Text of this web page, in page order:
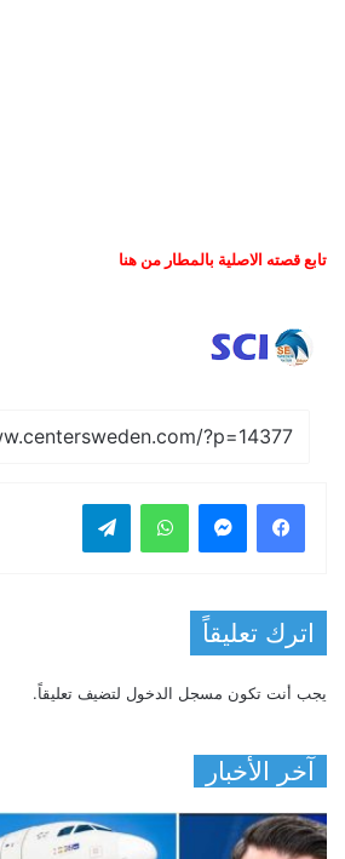
تابع قصته الاصلية بالمطار من هنا
فيسبوك واتساب
اترك تعليقاً
يجب أنت تكون مسجل الدخول لتضيف تعليقاً.
آخر الأخبار